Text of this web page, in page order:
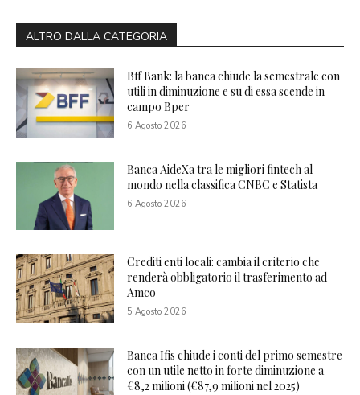
ALTRO DALLA CATEGORIA
Bff Bank: la banca chiude la semestrale con
utili in diminuzione e su di essa scende in
campo Bper
6 Agosto 2026
Banca AideXa tra le migliori fintech al
mondo nella classifica CNBC e Statista
6 Agosto 2026
Crediti enti locali: cambia il criterio che
renderà obbligatorio il trasferimento ad
Amco
5 Agosto 2026
Banca Ifis chiude i conti del primo semestre
con un utile netto in forte diminuzione a
€8,2 milioni (€87,9 milioni nel 2025)